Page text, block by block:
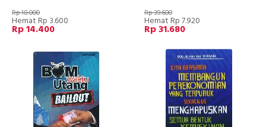
Rp 18.000
Hemat Rp 3.600
Rp 14.400
Rp 39.600
Hemat Rp 7.920
Rp 31.680